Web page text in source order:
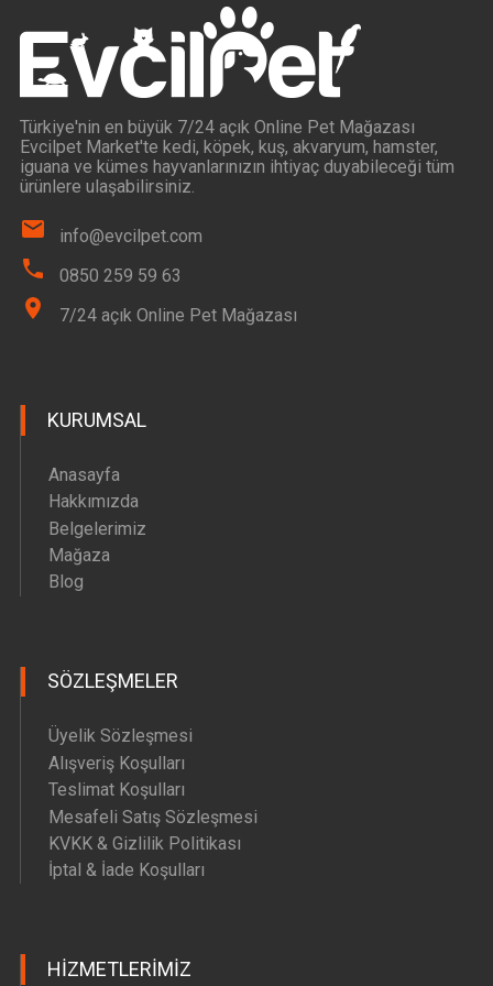
Türkiye'nin en büyük 7/24 açık Online Pet Mağazası
Evcilpet Market'te kedi, köpek, kuş, akvaryum, hamster,
iguana ve kümes hayvanlarınızın ihtiyaç duyabileceği tüm
ürünlere ulaşabilirsiniz.
info@evcilpet.com
0850 259 59 63
7/24 açık Online Pet Mağazası
KURUMSAL
Anasayfa
Hakkımızda
Belgelerimiz
Mağaza
Blog
SÖZLEŞMELER
Üyelik Sözleşmesi
Alışveriş Koşulları
Teslimat Koşulları
Mesafeli Satış Sözleşmesi
KVKK & Gizlilik Politikası
İptal & İade Koşulları
HIZMETLERIMIZ